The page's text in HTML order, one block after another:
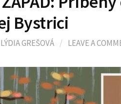
Bystrici
LÝDIA GREŠOVÁ / LEAVE A